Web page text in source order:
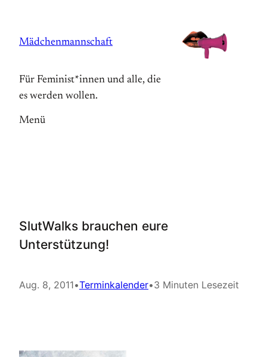
springen
Mädchenmannschaft
Für Feminist*innen und alle, die
es werden wollen.
Menü
SlutWalks brauchen eure
Unterstützung!
Aug. 8, 2011•Terminkalender•3 Minuten Lesezeit